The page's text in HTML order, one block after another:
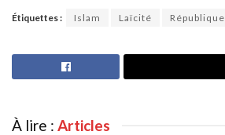
Étiquettes : Islam Laïcité République
À lire : Articles